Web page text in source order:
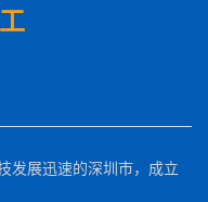
发展迅速的深圳市，成立